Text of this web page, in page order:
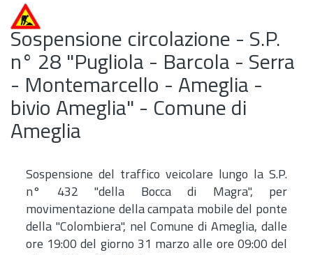
Sospensione circolazione - S.P.
n° 28 "Pugliola - Barcola - Serra
- Montemarcello - Ameglia -
bivio Ameglia" - Comune di
Ameglia
Sospensione del traffico veicolare lungo la S.P.
n° 432 "della Bocca di Magra", per
movimentazione della campata mobile del ponte
della "Colombiera", nel Comune di Ameglia, dalle
ore 19:00 del giorno 31 marzo alle ore 09:00 del